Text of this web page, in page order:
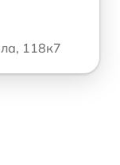
118к7